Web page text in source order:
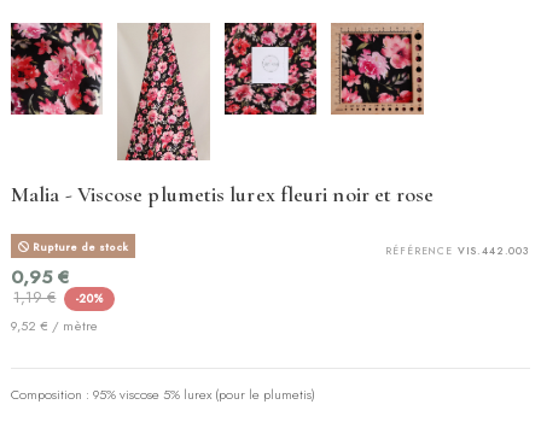
Malia - Viscose plumetis lurex fleuri noir et rose
RÉFÉRENCE VIS.442.003
Rupture de stock
0,95 €
1,19 € -20%
9,52 € / mètre
Composition : 95% viscose 5% lurex (pour le plumetis)